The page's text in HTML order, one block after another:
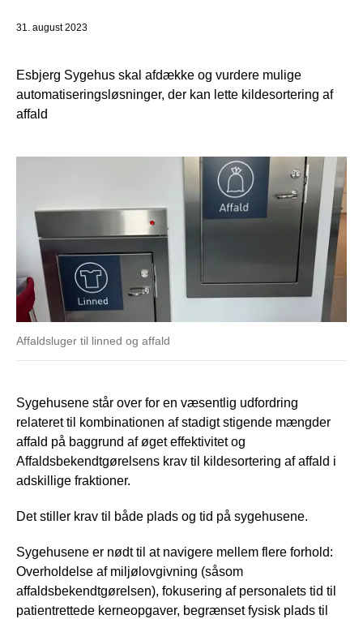
31. august 2023
Esbjerg Sygehus skal afdække og vurdere mulige
automatiseringsløsninger, der kan lette kildesortering af
affald
Affaldsluger til linned og affald
Sygehusene står over for en væsentlig udfordring
relateret til kombinationen af stadigt stigende mængder
affald på baggrund af øget effektivitet og
Affaldsbekendtgørelsens krav til kildesortering af affald i
adskillige fraktioner.
Det stiller krav til både plads og tid på sygehusene.
Sygehusene er nødt til at navigere mellem flere forhold:
Overholdelse af miljølovgivning (såsom
affaldsbekendtgørelsen), fokusering af personalets tid til
patientrettede kerneopgaver, begrænset fysisk plads til